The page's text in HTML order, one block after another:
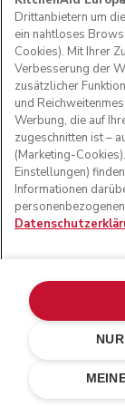
€ 55,30
© KitchenAid
und das
Marken
Cookie-
Drittanbietern um
ein nahtloses
Cookies). Mit Ihrer
Verbesserung der
zusätzlicher
und
Werbung, die auf
zugeschnitten ist –
(Marketing-
Einstellungen)
Informationen